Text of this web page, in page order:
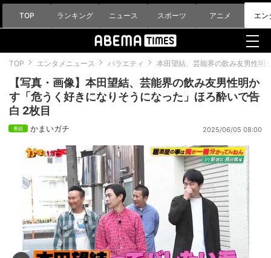
TOP ランキング ニュース スポーツ アニメ エン
TOP エンタメニュース バラエティ 本田望結、芸能界の飲み友男性明
【写真・画像】本田望結、芸能界の飲み友男性明か
す「危うく好きになりそうになった」ほろ酔いで告
白 2枚目
かまいガチ 2025/06/05 08:00